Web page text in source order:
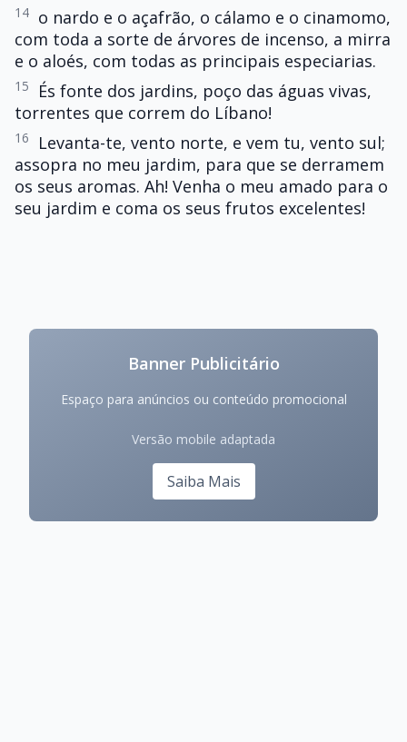
14 o nardo e o açafrão, o cálamo e o cinamomo,
com toda a sorte de árvores de incenso, a mirra
e o aloés, com todas as principais especiarias.
15
És fonte dos jardins, poço das águas vivas,
torrentes que correm do Líbano!
16
Levanta-te, vento norte, e vem tu, vento sul;
assopra no meu jardim, para que se derramem
os seus aromas. Ah! Venha o meu amado para o
seu jardim e coma os seus frutos excelentes!
Banner Publicitário
Espaço para anúncios ou conteúdo promocional
Versão mobile adaptada
Saiba Mais